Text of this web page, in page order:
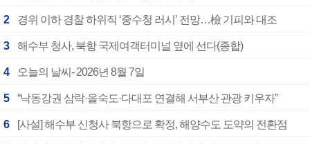
2 경위 이하 경찰 하위직 ‘중수청 러시’ 전망…檢 기피와 대조
3 해수부 청사, 북항 국제여객터미널 옆에 선다(종합)
4 오늘의 날씨- 2026년 8월 7일
5 “낙동강권 삼락·을숙도·다대포 연결해 서부산 관광 키우자”
6 [사설] 해수부 신청사 북항으로 확정, 해양수도 도약의 전환점